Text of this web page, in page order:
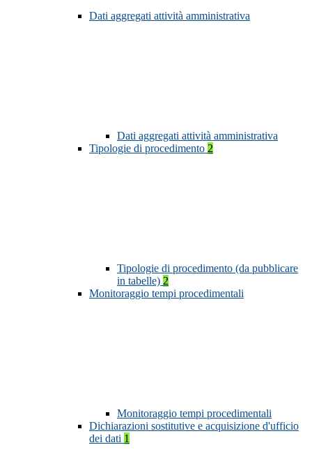
Dati aggregati attività amministrativa
Dati aggregati attività amministrativa
Tipologie di procedimento 2
Tipologie di procedimento (da pubblicare
in tabelle) 2
Monitoraggio tempi procedimentali
Monitoraggio tempi procedimentali
Dichiarazioni sostitutive e acquisizione d'ufficio
dei dati 1